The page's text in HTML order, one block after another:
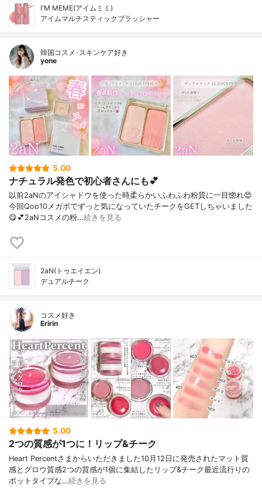
I'M MEME(アイムミミ)
アイムマルチスティックブラッシャー
韓国コスメ･スキンケア好き
yone
5.00
ナチュラル発色で初心者さんにも💕
以前2aNのアイシャドウを使った時柔らかいふわふわ粉質に一目惚れ😍⁡
今回Qoo10メガポでずっと気になっていたチークをGETしちゃいました
😋💕⁡2aNコスメの粉…続きを見る
2aN(トゥエイエン)
デュアルチーク
コスメ好き
Eririn
5.00
2つの質感が1つに！リップ&チーク
Heart Percentさまからいただきました10月12日に発売されたマット質
感とグロウ質感2つの質感が1個に集結したリップ&チーク最近流行りの
ポットタイプな…続きを見る